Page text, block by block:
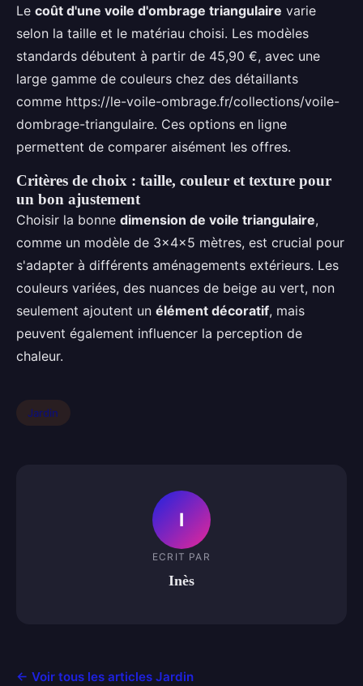
Le coût d'une voile d'ombrage triangulaire varie
selon la taille et le matériau choisi. Les modèles
standards débutent à partir de 45,90 €, avec une
large gamme de couleurs chez des détaillants
comme https://le-voile-ombrage.fr/collections/voile-
dombrage-triangulaire. Ces options en ligne
permettent de comparer aisément les offres.
Critères de choix : taille, couleur et texture pour
un bon ajustement
Choisir la bonne dimension de voile triangulaire,
comme un modèle de 3x4x5 mètres, est crucial pour
s'adapter à différents aménagements extérieurs. Les
couleurs variées, des nuances de beige au vert, non
seulement ajoutent un élément décoratif, mais
peuvent également influencer la perception de
chaleur.
Jardin
I
ECRIT PAR
Inès
← Voir tous les articles Jardin